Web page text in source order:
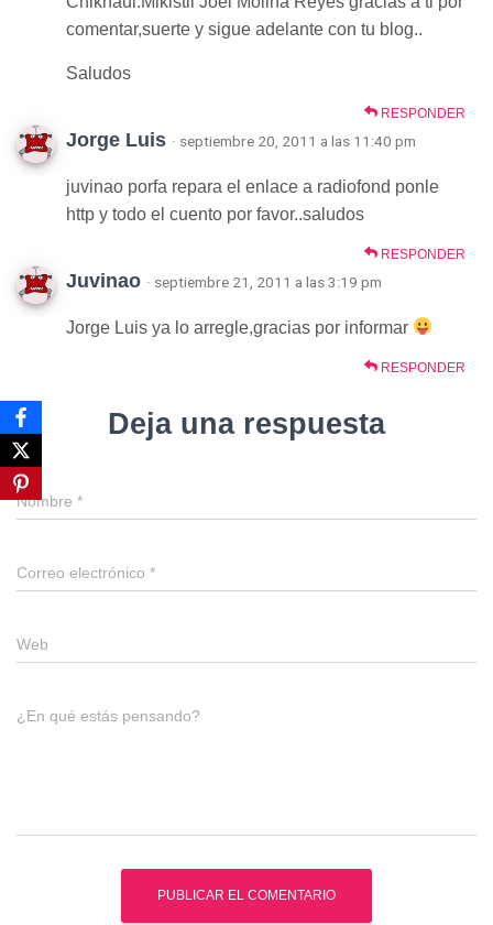
comentar,suerte y sigue adelante con tu blog..
Saludos
RESPONDER
Jorge Luis · septiembre 20, 2011 a las 11:40 pm
juvinao porfa repara el enlace a radiofond ponle
http y todo el cuento por favor..saludos
RESPONDER
Juvinao · septiembre 21, 2011 a las 3:19 pm
Jorge Luis ya lo arregle,gracias por informar
RESPONDER
Deja una respuesta
Nombre *
Correo electrónico *
Web
¿En qué estás pensando?